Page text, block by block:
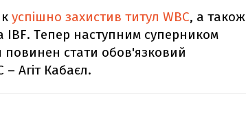
успішно захистив титул WBC, а також
IBF. Тепер наступним суперником
повинен стати обов'язковий
– Агіт Кабаєл.